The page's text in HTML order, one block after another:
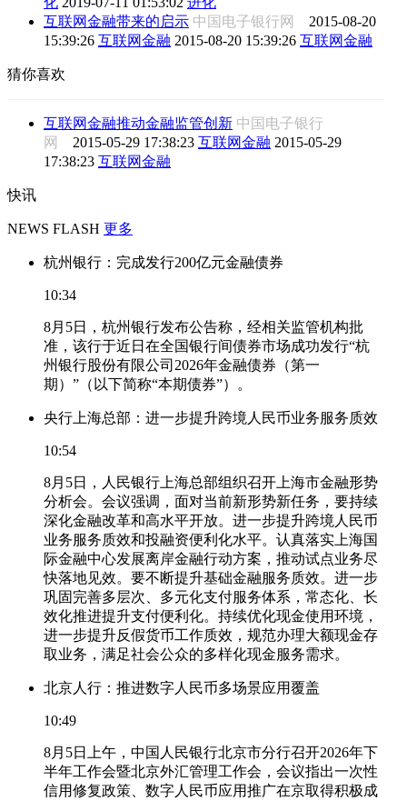
互联网金融带来的启示 中国电子银行网 2015-08-20
15:39:26 互联网金融 2015-08-20 15:39:26 互联网金融
猜你喜欢
互联网金融推动金融监管创新 中国电子银行
网 2015-05-29 17:38:23 互联网金融 2015-05-29
17:38:23 互联网金融
快讯
NEWS FLASH 更多
杭州银行：完成发行200亿元金融债券
10:34
8月5日，杭州银行发布公告称，经相关监管机构批
准，该行于近日在全国银行间债券市场成功发行“杭
州银行股份有限公司2026年金融债券（第一
期）”（以下简称“本期债券”）。
央行上海总部：进一步提升跨境人民币业务服务质效
10:54
8月5日，人民银行上海总部组织召开上海市金融形势
分析会。会议强调，面对当前新形势新任务，要持续
深化金融改革和高水平开放。进一步提升跨境人民币
业务服务质效和投融资便利化水平。认真落实上海国
际金融中心发展离岸金融行动方案，推动试点业务尽
快落地见效。要不断提升基础金融服务质效。进一步
巩固完善多层次、多元化支付服务体系，常态化、长
效化推进提升支付便利化。持续优化现金使用环境，
进一步提升反假货币工作质效，规范办理大额现金存
取业务，满足社会公众的多样化现金服务需求。
北京人行：推进数字人民币多场景应用覆盖
10:49
8月5日上午，中国人民银行北京市分行召开2026年下
半年工作会暨北京外汇管理工作会，会议指出一次性
信用修复政策、数字人民币应用推广在京取得积极成